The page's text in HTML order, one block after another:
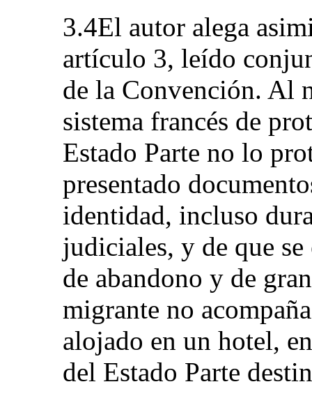
3.4El autor alega
artículo 3, leído
de la Convención. Al
sistema francés de
Estado Parte no lo
presentado
identidad, incluso
judiciales, y de que
de abandono y de
migrante no
alojado en un hotel,
del Estado Parte